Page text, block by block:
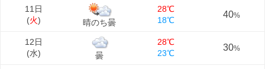
11日
(火) 晴のち曇
28℃
18℃
40%
12日
(水) 曇
28℃
23℃
30%